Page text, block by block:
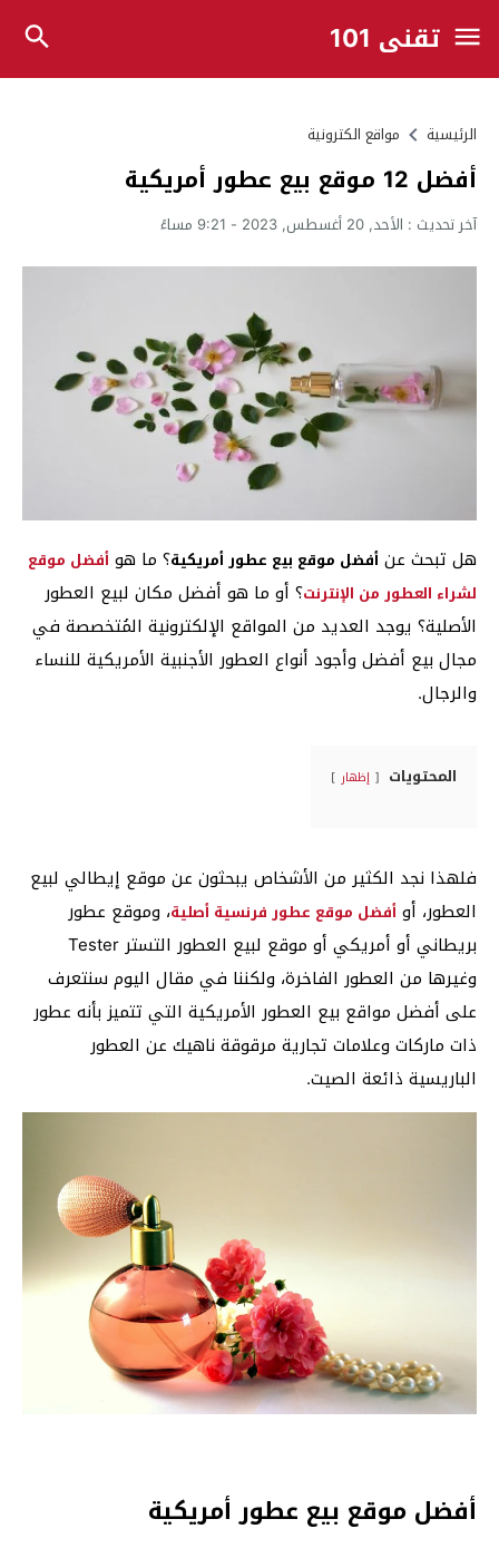
تقني 101
الرئيسية مواقع الكترونية
أفضل 12 موقع بيع عطور أمريكية
آخر تحديث : الأحد, 20 أغسطس, 2023 - 9:21 مساءً
هل تبحث عن أفضل موقع بيع عطور أمريكية؟ ما هو أفضل موقع
لشراء العطور من الإنترنت؟ أو ما هو أفضل مكان لبيع العطور
الأصلية؟ يوجد العديد من المواقع الإلكترونية المُتخصصة في
مجال بيع أفضل وأجود أنواع العطور الأجنبية الأمريكية للنساء
والرجال.
المحتويات إظهار
فلهذا نجد الكثير من الأشخاص يبحثون عن موقع إيطالي لبيع
العطور، أو أفضل موقع عطور فرنسية أصلية، وموقع عطور
بريطاني أو أمريكي أو موقع لبيع العطور التستر Tester
وغيرها من العطور الفاخرة، ولكننا في مقال اليوم سنتعرف
على أفضل مواقع بيع العطور الأمريكية التي تتميز بأنه عطور
ذات ماركات وعلامات تجارية مرقوقة ناهيك عن العطور
الباريسية ذائعة الصيت.
أفضل موقع بيع عطور أمريكية